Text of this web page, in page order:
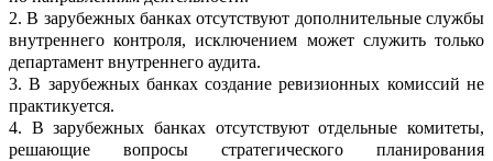
2. В зарубежных банках отсутствуют дополнительные службы
внутреннего контроля, исключением может служить только
департамент внутреннего аудита.
3. В зарубежных банках создание ревизионных комиссий не
практикуется.
4. В зарубежных банках отсутствуют отдельные комитеты,
решающие вопросы стратегического планирования